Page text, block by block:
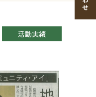
活動実績